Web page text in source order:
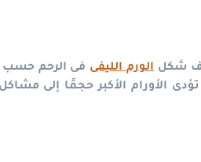
شكلالورم الليفى فى الرحم حسب
الأورام الأكبر حجمًا إلى